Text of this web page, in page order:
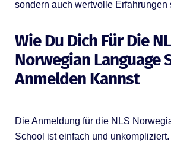
sondern auch wertvolle Erfahrungen
Wie Du Dich Für Die
Norwegian Language
Anmelden Kannst
Die Anmeldung für die NLS
School ist einfach und